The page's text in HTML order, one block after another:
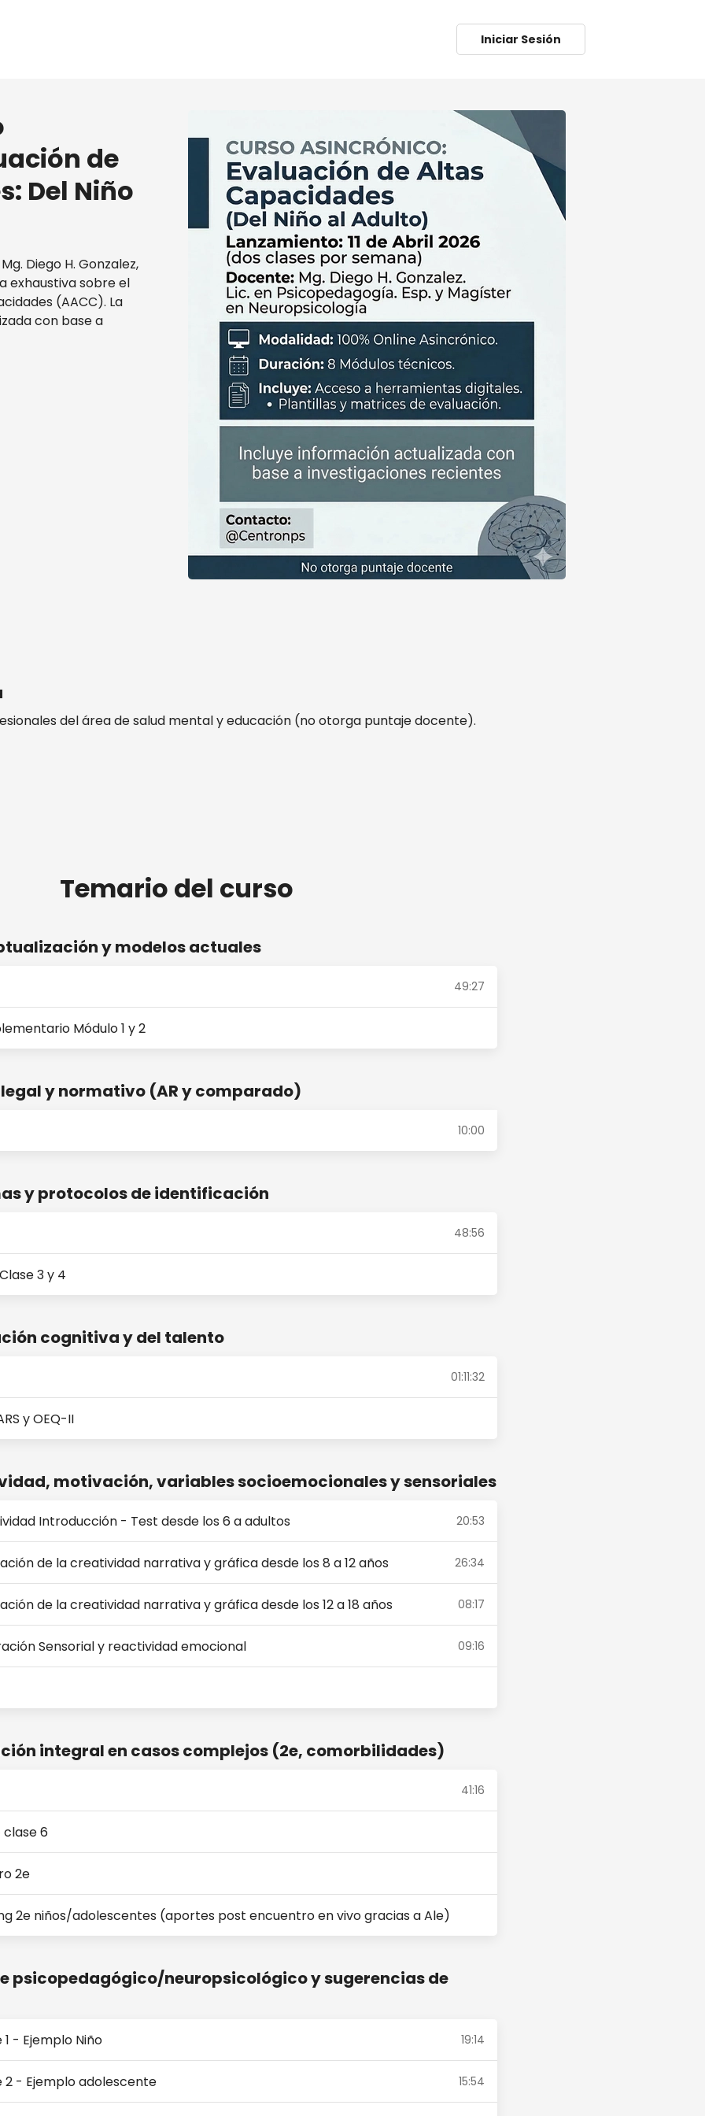
Iniciar Sesión
de
Del Niño
Diego H. Gonzalez,
exhaustiva sobre el
(AACC). La
con base a
del área de salud mental y educación (no otorga puntaje docente).
Temario del curso
y modelos actuales
49:27
Módulo 1 y 2
legal y normativo (AR y comparado)
10:00
y protocolos de identificación
48:56
3 y 4
cognitiva y del talento
01:11:32
y OEQ-II
motivación, variables socioemocionales y sensoriales
Introducción - Test desde los 6 a adultos 20:53
de la creatividad narrativa y gráfica desde los 8 a 12 años 26:34
de la creatividad narrativa y gráfica desde los 12 a 18 años 08:17
Sensorial y reactividad emocional 09:16
integral en casos complejos (2e, comorbilidades)
41:16
6
2e
2e niños/adolescentes (aportes post encuentro en vivo gracias a Ale)
psicopedagógico/neuropsicológico y sugerencias de
- Ejemplo Niño 19:14
2 - Ejemplo adolescente 15:54